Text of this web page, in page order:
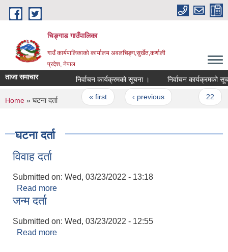
Skip to main content
चिङ्गाड गाउँपालिका
गाउँ कार्यपालिकाको कार्यालय अवलचिङ्ग,सुर्खेत,कर्णाली
प्रदेश, नेपाल
ताजा समाचार निर्वाचन कार्यक्रमको सूचना । निर्वाचन कार्यक्रमको सूचना
Pages
« first ‹ previous
You are here
Home » घटना दर्ता
घटना दर्ता
विवाह दर्ता
Submitted on: Wed, 03/23/2022 - 13:18
Read more
जन्म दर्ता
Submitted on: Wed, 03/23/2022 - 12:55
Read more